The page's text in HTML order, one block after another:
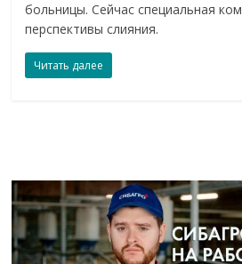
больницы. Сейчас специальная
перспективы слияния.
Читать далее